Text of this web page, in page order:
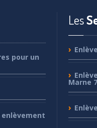
pour un
Les
Marne